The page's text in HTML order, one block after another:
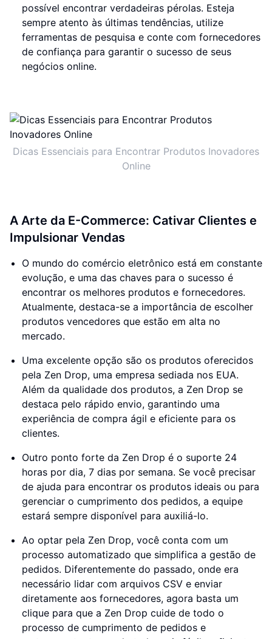
possível encontrar verdadeiras pérolas. Esteja
sempre atento às últimas tendências, utilize
ferramentas de pesquisa e conte com fornecedores
de confiança para garantir o sucesso de seus
negócios online.
Dicas Essenciais para Encontrar Produtos Inovadores
Online
A Arte da E-Commerce: Cativar Clientes e
Impulsionar Vendas
O mundo do comércio eletrônico está em constante
evolução, e uma das chaves para o sucesso é
encontrar os melhores produtos e fornecedores.
Atualmente, destaca-se a importância de escolher
produtos vencedores que estão em alta no
mercado.
Uma excelente opção são os produtos oferecidos
pela Zen Drop, uma empresa sediada nos EUA.
Além da qualidade dos produtos, a Zen Drop se
destaca pelo rápido envio, garantindo uma
experiência de compra ágil e eficiente para os
clientes.
Outro ponto forte da Zen Drop é o suporte 24
horas por dia, 7 dias por semana. Se você precisar
de ajuda para encontrar os produtos ideais ou para
gerenciar o cumprimento dos pedidos, a equipe
estará sempre disponível para auxiliá-lo.
Ao optar pela Zen Drop, você conta com um
processo automatizado que simplifica a gestão de
pedidos. Diferentemente do passado, onde era
necessário lidar com arquivos CSV e enviar
diretamente aos fornecedores, agora basta um
clique para que a Zen Drop cuide de todo o
processo de cumprimento de pedidos e